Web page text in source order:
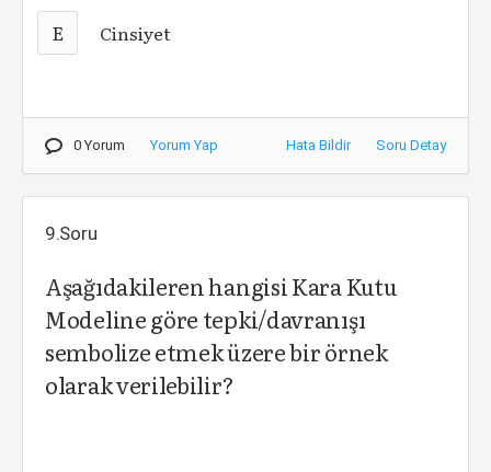
E Cinsiyet
0 Yorum Yorum Yap Hata Bildir Soru Detay
9.Soru
Aşağıdakileren hangisi Kara Kutu
Modeline göre tepki/davranışı
sembolize etmek üzere bir örnek
olarak verilebilir?